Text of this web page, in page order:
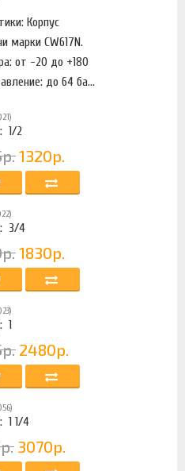
Корпус
марки CW617N.
от -20 до +180
до 64 ба...
1/2
1320р.
3/4
1830р.
1
2480р.
1 1/4
3070р.